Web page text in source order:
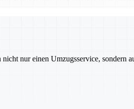
nur einen Umzugsservice, sondern